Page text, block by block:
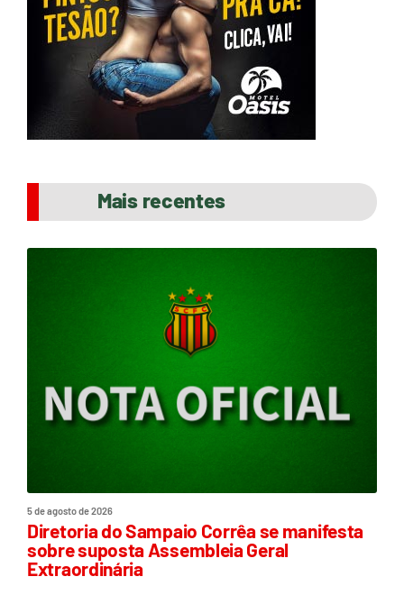
Mais recentes
5 de agosto de 2026
Diretoria do Sampaio Corrêa se manifesta
sobre suposta Assembleia Geral
Extraordinária